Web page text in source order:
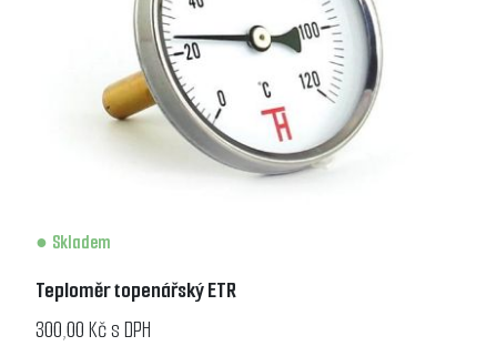
Skladem
Teploměr topenářský ETR
300,00 Kč s DPH